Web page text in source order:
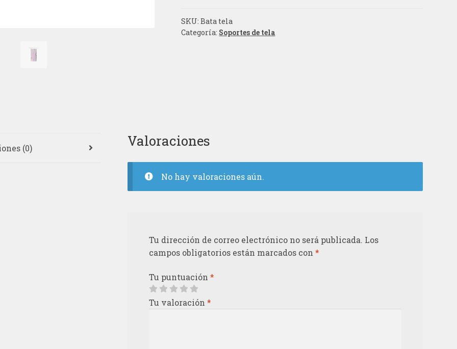
SKU:Bata tela
Categoría: Soportes de tela
(0) Valoraciones
No hay valoraciones aún.
Tu dirección de correo electrónico no será publicada. Los
campos obligatorios están marcados con*
Tu puntuación*
Tu valoración*